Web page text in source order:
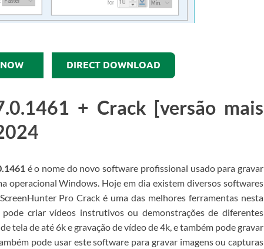
DIRECT DOWNLOAD
+ Crack [versão mais
é o nome do novo software profissional usado para gravar
operacional Windows. Hoje em dia existem diversos softwares
Pro Crack é uma das melhores ferramentas nesta
criar vídeos instrutivos ou demonstrações de diferentes
tela de até 6k e gravação de vídeo de 4k, e também pode gravar
pode usar este software para gravar imagens ou capturas